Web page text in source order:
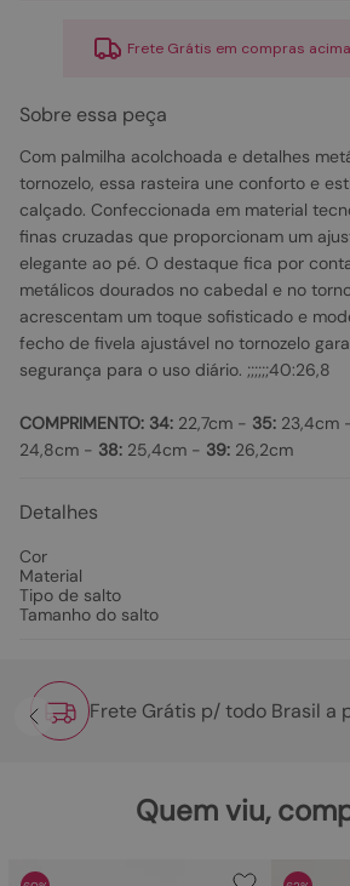
Frete Grátis em compras
Sobre essa peça
Com palmilha acolchoada e detalhes
tornozelo, essa rasteira une conforto e
calçado. Confeccionada em material
finas cruzadas que proporcionam um
elegante ao pé. O destaque fica por
metálicos dourados no cabedal e no
acrescentam um toque sofisticado e
fecho de fivela ajustável no tornozelo
segurança para o uso diário. ;;;;;;40:26,8
COMPRIMENTO: 34: 22,7cm - 35: 23,4cm
24,8cm - 38: 25,4cm - 39: 26,2cm
Detalhes
Cor
Material
Tipo de salto
Tamanho do salto
Frete Grátis p/ todo Brasil a
Quem viu,